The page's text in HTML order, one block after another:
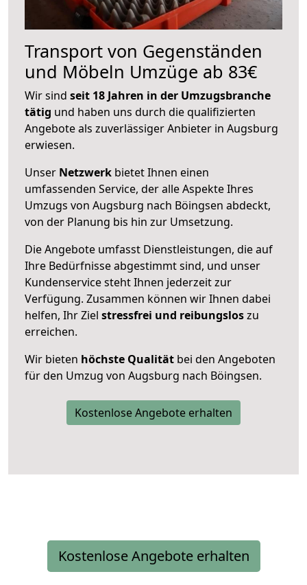
Transport von Gegenständen
und Möbeln Umzüge ab 83€
Wir sind seit 18 Jahren in der Umzugsbranche
tätig und haben uns durch die qualifizierten
Angebote als zuverlässiger Anbieter in Augsburg
erwiesen.
Unser Netzwerk bietet Ihnen einen
umfassenden Service, der alle Aspekte Ihres
Umzugs von Augsburg nach Böingsen abdeckt,
von der Planung bis hin zur Umsetzung.
Die Angebote umfasst Dienstleistungen, die auf
Ihre Bedürfnisse abgestimmt sind, und unser
Kundenservice steht Ihnen jederzeit zur
Verfügung. Zusammen können wir Ihnen dabei
helfen, Ihr Ziel stressfrei und reibungsloszu
erreichen.
Wir bieten höchste Qualität bei den Angeboten
für den Umzug von Augsburg nach Böingsen.
Kostenlose Angebote erhalten
Kostenlose Angebote erhalten